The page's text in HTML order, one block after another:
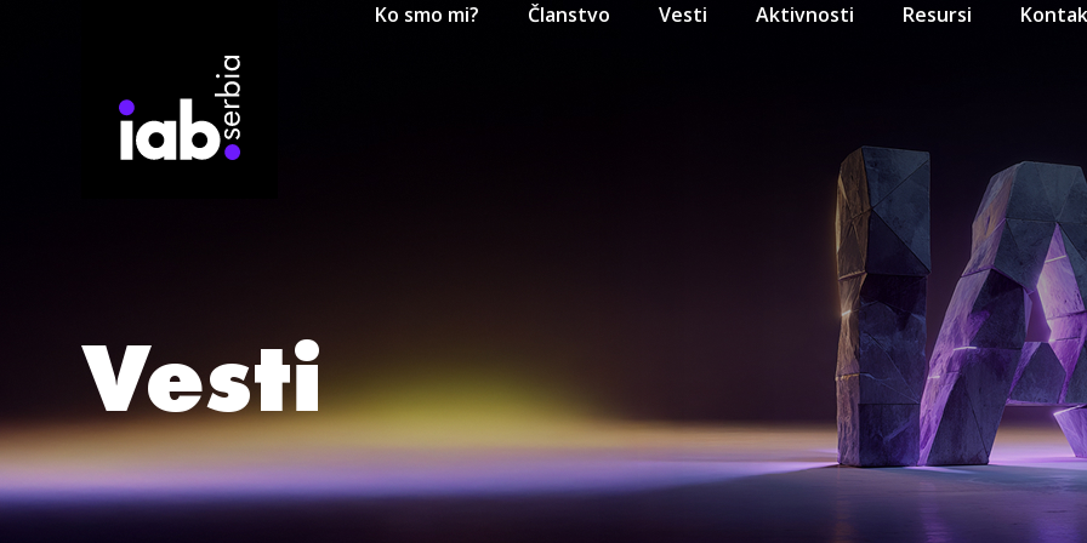
Ko smo mi? Članstvo Vesti Aktivnosti Resursi
Vesti